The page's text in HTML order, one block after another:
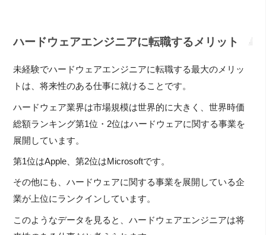
ハードウェアエンジニアに転職するメリット
未経験でハードウェアエンジニアに転職する最大のメリッ
トは、将来性のある仕事に就けることです。
ハードウェア業界は市場規模は世界的に大きく、世界時価
総額ランキング第1位・2位はハードウェアに関する事業を
展開しています。
第1位はApple、第2位はMicrosoftです。
その他にも、ハードウェアに関する事業を展開している企
業が上位にランクインしています。
このようなデータを見ると、ハードウェアエンジニアは将